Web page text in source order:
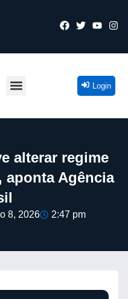
Login
alterar regime
aponta Agência
8, 2026 2:47 pm